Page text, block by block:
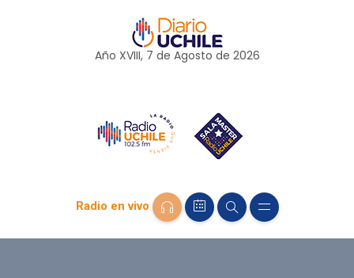
Año XVIII, 7 de Agosto de 2026
Radio en vivo